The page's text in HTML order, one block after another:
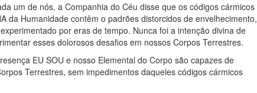
um de nós, a Companhia do Céu disse que os códigos cármicos
da Humanidade contêm o padrões distorcidos de envelhecimento,
por eras de tempo. Nunca foi a intenção divina de
esses dolorosos desafios em nossos Corpos Terrestres.
EU SOU e nosso Elemental do Corpo são capazes de
Terrestres, sem impedimentos daqueles códigos cármicos